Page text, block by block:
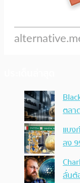
ตลา
แบง
ลง
ลั่นต้